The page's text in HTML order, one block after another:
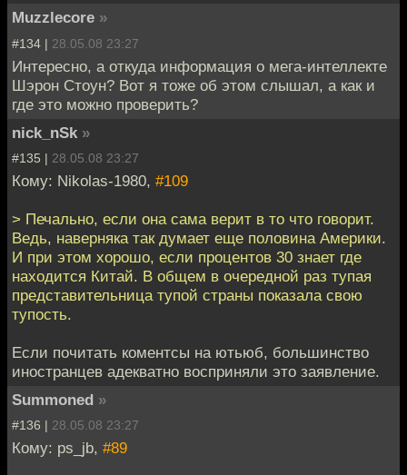
Muzzlecore »
#134 | 28.05.08 23:27
Интересно, а откуда информация о мега-интеллекте
Шэрон Стоун? Вот я тоже об этом слышал, а как и
где это можно проверить?
nick_nSk »
#135 | 28.05.08 23:27
Кому: Nikolas-1980, #109
> Печально, если она сама верит в то что говорит.
Ведь, наверняка так думает еще половина Америки.
И при этом хорошо, если процентов 30 знает где
находится Китай. В общем в очередной раз тупая
представительница тупой страны показала свою
тупость.
Если почитать коментсы на ютьюб, большинство
иностранцев адекватно восприняли это заявление.
Summoned »
#136 | 28.05.08 23:27
Кому: ps_jb, #89